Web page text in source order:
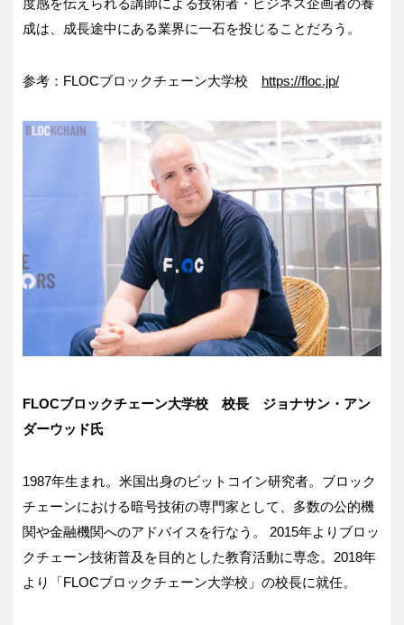
度感を伝えられる講師による技術者・ビジネス企画者の養
成は、成長途中にある業界に一石を投じることだろう。
参考：FLOCブロックチェーン大学校 https://floc.jp/
FLOCブロックチェーン大学校 校長 ジョナサン・アン
ダーウッド氏
1987年生まれ。米国出身のビットコイン研究者。ブロック
チェーンにおける暗号技術の専門家として、多数の公的機
関や金融機関へのアドバイスを行なう。 2015年よりブロッ
クチェーン技術普及を目的とした教育活動に専念。2018年
より「FLOCブロックチェーン大学校」の校長に就任。